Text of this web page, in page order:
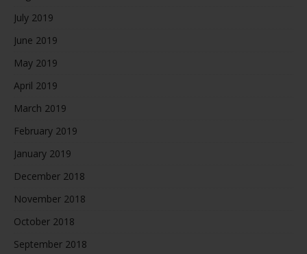
July 2019
June 2019
May 2019
April 2019
March 2019
February 2019
January 2019
December 2018
November 2018
October 2018
September 2018